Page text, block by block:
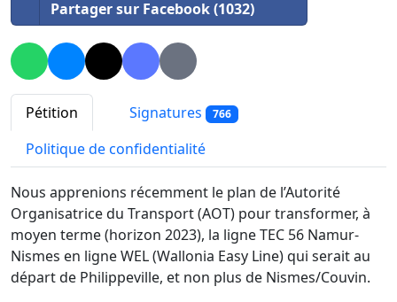
Partager sur Facebook (1032)
Pétition Signatures 766
Politique de confidentialité
Nous apprenions récemment le plan de l’Autorité
Organisatrice du Transport (AOT) pour transformer, à
moyen terme (horizon 2023), la ligne TEC 56 Namur-
Nismes en ligne WEL (Wallonia Easy Line) qui serait au
départ de Philippeville, et non plus de Nismes/Couvin.